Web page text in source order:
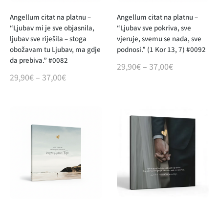
Angellum citat na platnu –
“Ljubav mi je sve objasnila,
ljubav sve riješila – stoga
obožavam tu Ljubav, ma gdje
da prebiva.” #0082
29,90€ – 37,00€
Angellum citat na platnu –
“Ljubav sve pokriva, sve
vjeruje, svemu se nada, sve
podnosi.” (1 Kor 13, 7) #0092
29,90€ – 37,00€